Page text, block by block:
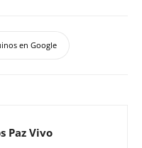
en Google
Paz Vivo